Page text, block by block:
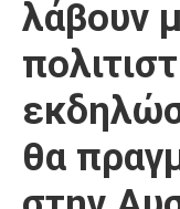
λάβουν
θα